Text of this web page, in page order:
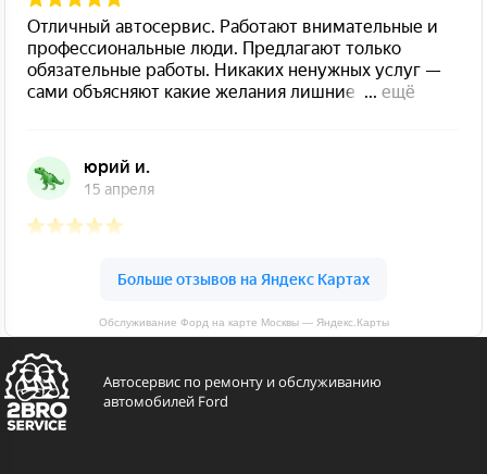
Обслуживание Форд на карте Москвы — Яндекс.Карты
Автосервис по ремонту и обслуживанию
автомобилей Ford